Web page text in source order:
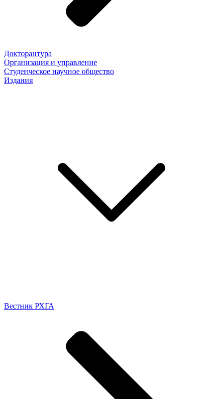
Докторантура
Организация и управление
Студенческое научное общество
Издания
Вестник РХГА